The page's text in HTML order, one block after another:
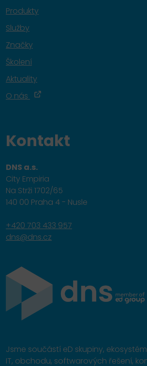
Produkty
Služby
Značky
Školení
Aktuality
O nás
Kontakt
DNS a.s.
City Empiria
Na Strži 1702/65
140 00 Praha 4 - Nusle
+420 703 433 957
dns@dns.cz
Jsme součástí eD skupiny,
IT, obchodu, softwarových řešení,